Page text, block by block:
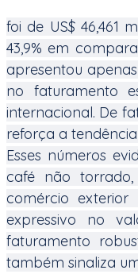
foi de US$ 46,461
43,9% em
apresentou
no faturamento
internacional. De
reforça a
Esses números
café não
comércio
expressivo no
faturamento
também sinaliza